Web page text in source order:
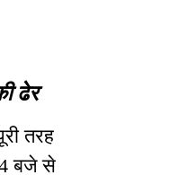
ढेर
तरह
बजे से